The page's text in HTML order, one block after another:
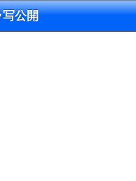
公開